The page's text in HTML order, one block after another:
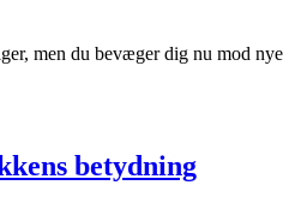
men du bevæger dig nu mod
betydning